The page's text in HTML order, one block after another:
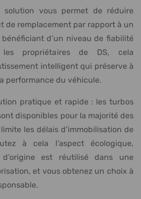
solution vous permet de réduire
de remplacement par rapport à un
d’un niveau de fiabilité
les propriétaires de DS, cela
intelligent qui préserve à
performance du véhicule.
pratique et rapide : les turbos
disponibles pour la majorité des
les délais d’immobilisation de
à cela l’aspect écologique,
est réutilisé dans une
et vous obtenez un choix à